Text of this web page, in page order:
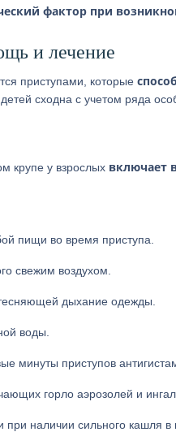
фактор при
и лечение
приступами, которые
сходна с учетом ряда
крупе у взрослых включает
пищи во время приступа.
свежим воздухом.
дыхание одежды.
воды.
минуты приступов
горло аэрозолей и
наличии сильного кашля в